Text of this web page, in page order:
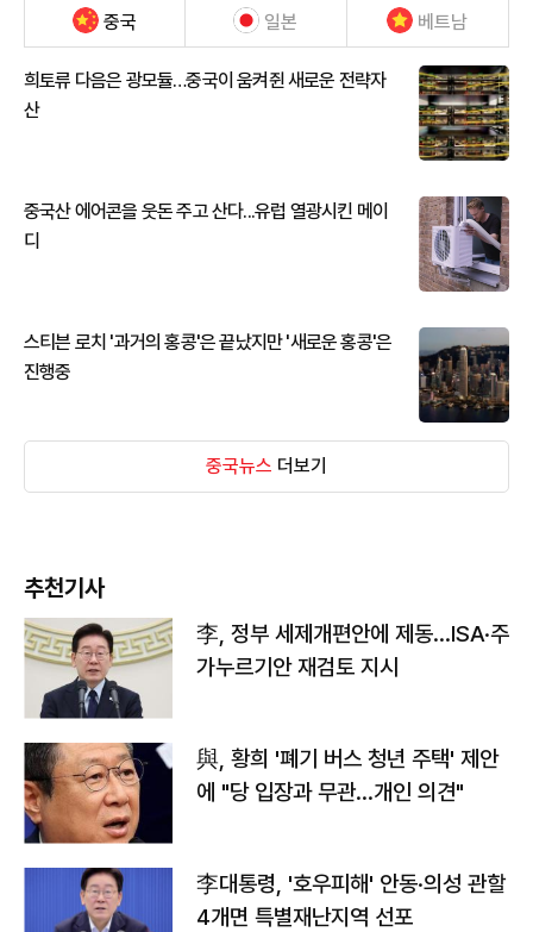
중국 일본 베트남
희토류 다음은 광모듈…중국이 움켜쥔 새로운 전략자
산
중국산 에어콘을 웃돈 주고 산다...유럽 열광시킨 메이
디
스티븐 로치 '과거의 홍콩'은 끝났지만 '새로운 홍콩'은
진행중
중국뉴스 더보기
추천기사
李, 정부 세제개편안에 제동…ISA·주
가누르기안 재검토 지시
與, 황희 '폐기 버스 청년 주택' 제안
에 "당 입장과 무관…개인 의견"
李대통령, '호우피해' 안동·의성 관할
4개면 특별재난지역 선포